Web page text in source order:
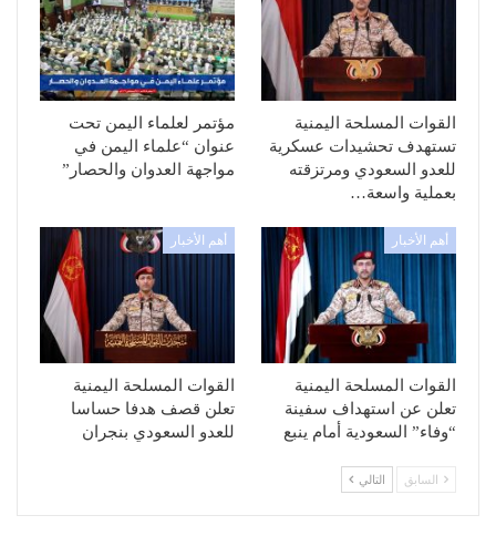
القوات المسلحة اليمنية
تستهدف تحشيدات عسكرية
للعدو السعودي ومرتزقته
بعملية واسعة…
مؤتمر لعلماء اليمن تحت
عنوان “علماء اليمن في
مواجهة العدوان والحصار”
أهم الأخبار
القوات المسلحة اليمنية
تعلن عن استهداف سفينة
“وفاء” السعودية أمام ينبع
أهم الأخبار
القوات المسلحة اليمنية
تعلن قصف هدفا حساسا
للعدو السعودي بنجران
السابق التالي